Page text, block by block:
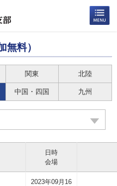
料）
関東 北陸
中国・四国 九州
日時
会場
2023年09月16